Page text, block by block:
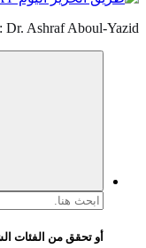
Dr. Ashraf Aboul-Yazid
البحث
أو تحقق من الفئات